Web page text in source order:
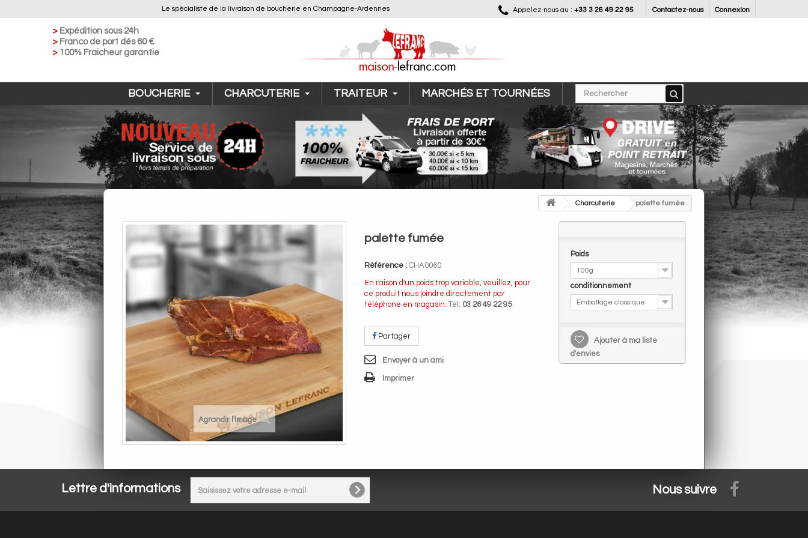
Le spécialiste de la livraison de boucherie en Champagne-Ardennes Connexion
Contactez-nous
Appelez-nous au : +33 3 26 49 22 95
> Expédition sous 24h
> Franco de port dés 60 €
> 100% Fraicheur garantie
BOUCHERIE CHARCUTERIE TRAITEUR MARCHÉS ET TOURNÉES
> Charcuterie > palette fumée
Agrandir l'image
palette fumée
Référence : CHA0060
En raison d'un poids trop variable, veuillez, pour
ce produit nous joindre directement par
téléphone en magasin. Tel: 03 26 49 22 95
Partager
Envoyer à un ami
Imprimer
Poids
100g
conditionnement
Emballage classique
Ajouter à ma liste
d'envies
Lettre d'informations Nous suivre